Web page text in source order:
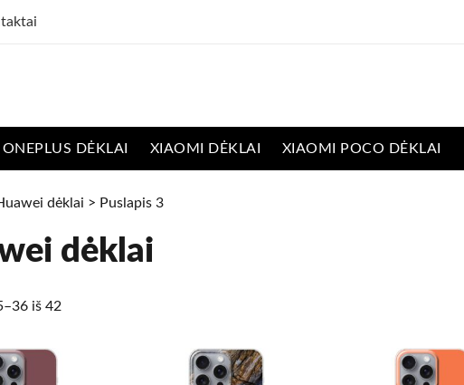
ONEPLUS DĖKLAI XIAOMI DĖKLAI XIAOMI POCO DĖKLAI
dėklai > Puslapis 3
dėklai
iš 42